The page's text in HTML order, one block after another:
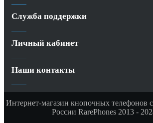
Служба поддержки
Личный кабинет
Наши контакты
Интернет-магазин кнопочных телефонов
России RarePhones 2013 -